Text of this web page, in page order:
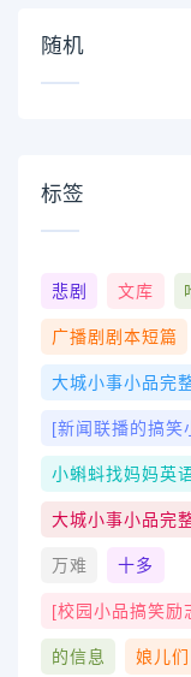
随机
标签
悲剧 文库
广播剧剧本短篇
大城小事小品完
[新闻联播的搞笑
小蝌蚪找妈妈英
大城小事小品完
万难 十多
[校园小品搞笑励
的信息 娘儿们